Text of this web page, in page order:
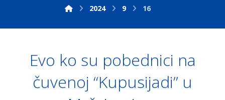
2024 9 16
Evo ko su pobednici na
čuvenoj “Kupusijadi” u